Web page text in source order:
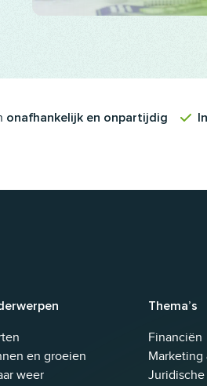
onafhankelijk en onpartijdig
en groeien
weer
Thema’s
Financiën
Marketing